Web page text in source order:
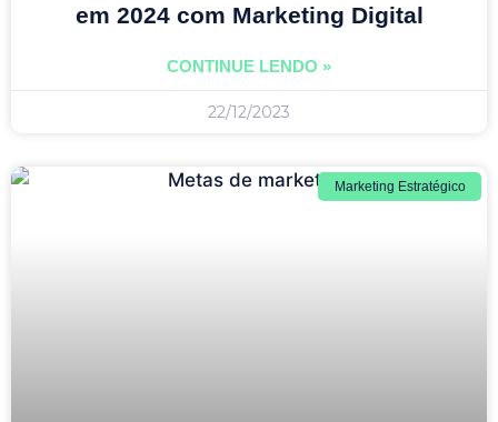
em 2024 com Marketing Digital
CONTINUE LENDO »
22/12/2023
Marketing Estratégico